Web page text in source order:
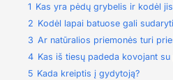
1 Kas yra pėdų grybelis ir kodėl
2 Kodėl lapai batuose gali
3 Ar natūralios priemonės turi
4 Kas iš tiesų padeda kovojant
5 Kada kreiptis į gydytoją?